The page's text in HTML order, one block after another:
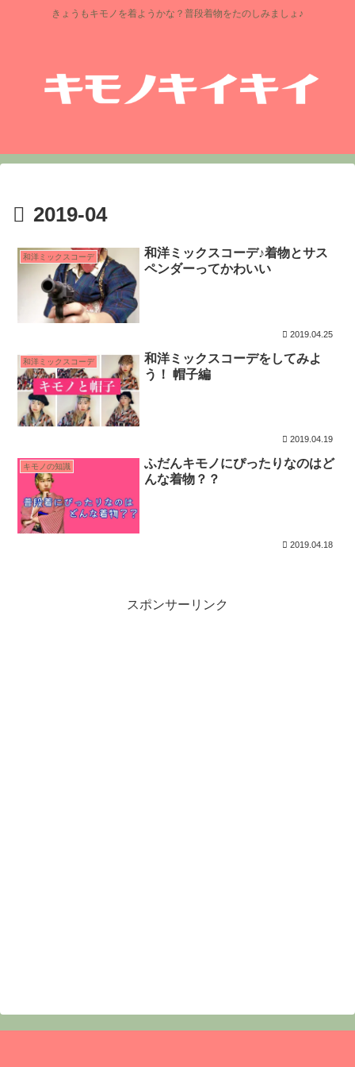
きょうもキモノを着ようかな？普段着物をたのしみましょ♪
2019-04
和洋ミックスコーデ
和洋ミックスコーデ♪着物とサス
ペンダーってかわいい
2019.04.25
和洋ミックスコーデ
和洋ミックスコーデをしてみよ
う！ 帽子編
2019.04.19
キモノの知識
ふだんキモノにぴったりなのはど
んな着物？？
2019.04.18
スポンサーリンク